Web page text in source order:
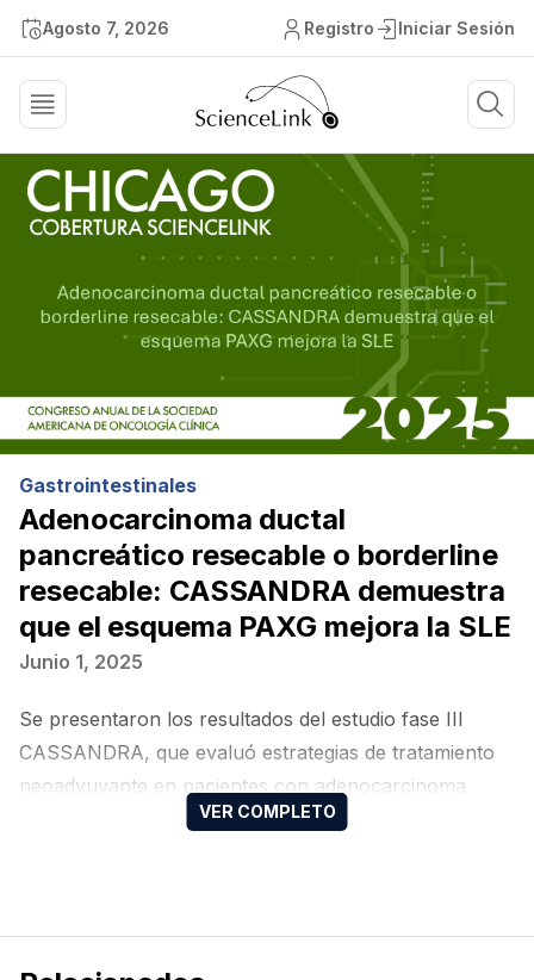
Agosto 7, 2026 Registro Iniciar Sesión
Gastrointestinales
Adenocarcinoma ductal
pancreático resecable o borderline
resecable: CASSANDRA demuestra
que el esquema PAXG mejora la SLE
Junio 1, 2025
Se presentaron los resultados del estudio fase III
CASSANDRA, que evaluó estrategias de tratamiento
neoadyuvante en pacientes con adenocarcinoma
ductal pancreático resecable o borderline resecable.